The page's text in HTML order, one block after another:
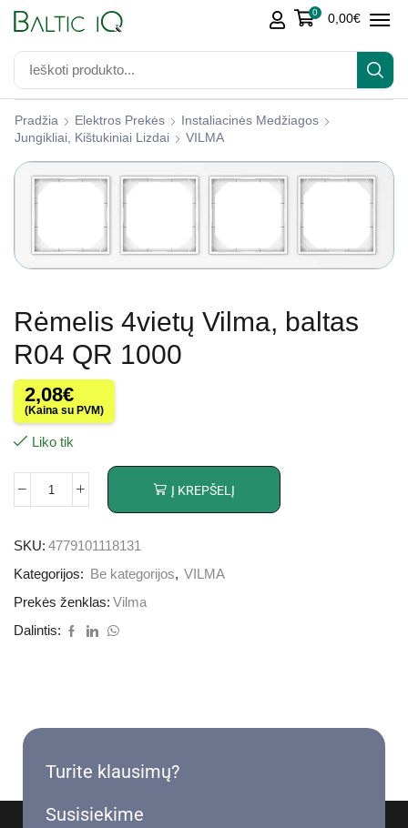
0 0,00€
Pradžia Elektros Prekės
Instaliacinės Medžiagos
Jungikliai, Kištukiniai Lizdai
VILMA
Rėmelis 4vietų Vilma, baltas
R04 QR 1000
2,08€
(Kaina su PVM)
Liko tik
Į KREPŠELĮ
SKU: 4779101118131
Kategorijos:
Be kategorijos, VILMA
Prekės ženklas: Vilma
Dalintis:
Turite klausimų?
Susisiekime